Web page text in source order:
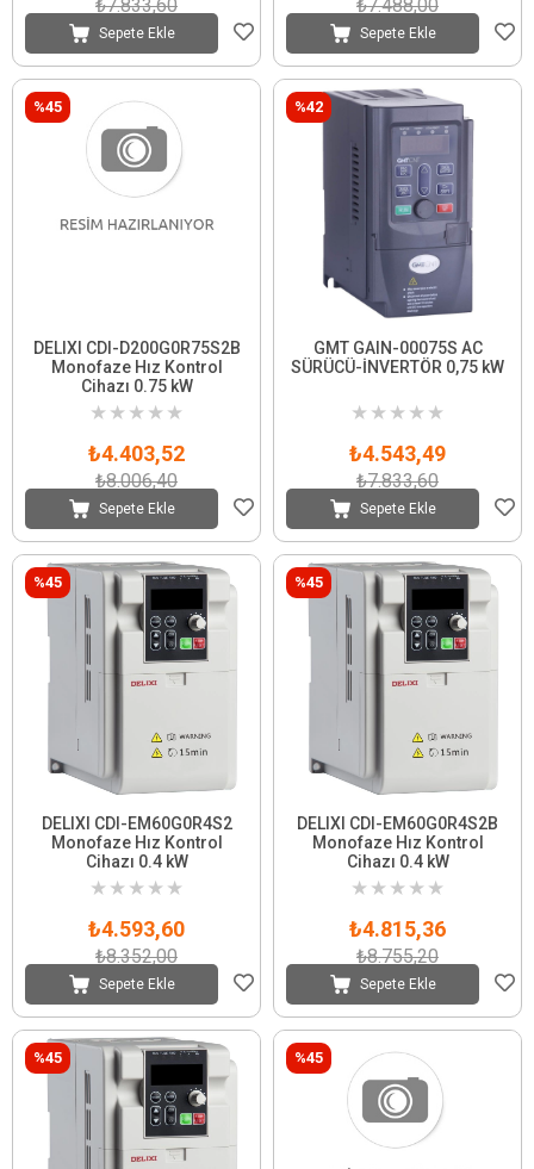
₺7.833,60
Sepete Ekle
₺7.488,00
Sepete Ekle
DELIXI CDI-D200G0R75S2B
Monofaze Hız Kontrol
Cihazı 0.75 kW
★ ★ ★ ★ ★
₺4.403,52
₺8.006,40
Sepete Ekle
%45
GMT GAIN-00075S AC
SÜRÜCÜ-İNVERTÖR 0,75 kW
★ ★ ★ ★ ★
₺4.543,49
₺7.833,60
Sepete Ekle
%42
DELIXI CDI-EM60G0R4S2
Monofaze Hız Kontrol
Cihazı 0.4 kW
★ ★ ★ ★ ★
₺4.593,60
₺8.352,00
Sepete Ekle
%45
DELIXI CDI-EM60G0R4S2B
Monofaze Hız Kontrol
Cihazı 0.4 kW
★ ★ ★ ★ ★
₺4.815,36
₺8.755,20
Sepete Ekle
%45
%45 %45